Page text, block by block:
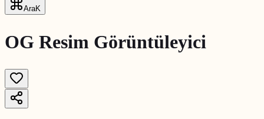
AraK
OG Resim Görüntüleyici